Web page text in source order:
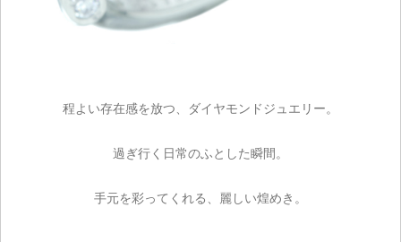
程よい存在感を放つ、ダイヤモンドジュエリー。
過ぎ行く日常のふとした瞬間。
手元を彩ってくれる、麗しい煌めき。
ご注文手続き
カートを見る